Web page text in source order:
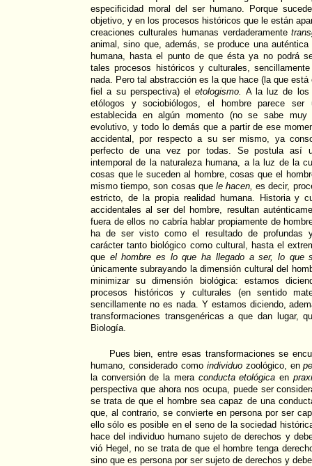
especificidad moral del ser humano. Porque
objetivo, y en los procesos históricos que le están
creaciones culturales humanas verdaderamente
animal, sino que, además, se produce una
humana, hasta el punto de que ésta ya no podrá
tales procesos históricos y culturales,
nada. Pero tal abstracción es la que hace (la que
fiel a su perspectiva) eletologismo.
A la luz de los
etólogos y sociobiólogos, el hombre parece ser
establecida en algún momento (no se sabe
evolutivo, y todo lo demás que a partir de ese
accidental, por respecto a su ser mismo, ya
perfecto de una vez por todas. Se postula así
intemporal de la naturaleza humana, a la luz de la
cosas que le suceden al hombre, cosas que el
mismo tiempo, son cosas que le hacen, es decir,
estricto, de la propia realidad humana. Historia y
accidentales al ser del hombre, resultan
fuera de ellos no cabría hablar propiamente de
ha de ser visto como el resultado de profundas
carácter tanto biológico como cultural, hasta el
que el hombre es lo que ha llegado a ser, lo que
únicamente subrayando la dimensión cultural del
minimizar su dimensión biológica: estamos
procesos históricos y culturales (en sentido
sencillamente no es nada. Y estamos diciendo,
transformaciones transgenéricas a que dan lugar,
Biología.
Pues bien, entre esas transformaciones se
humano, considerado como individuozoológico, en
la conversión de la mera conducta etológica en
perspectiva que ahora nos ocupa, puede ser
se trata de que el hombre sea capaz de una
que, al contrario, se convierte en persona por ser
ello sólo es posible en el seno de la sociedad
hace del individuo humano sujeto de derechos y
vió Hegel, no se trata de que el hombre tenga
sino que es persona por ser sujeto de derechos y